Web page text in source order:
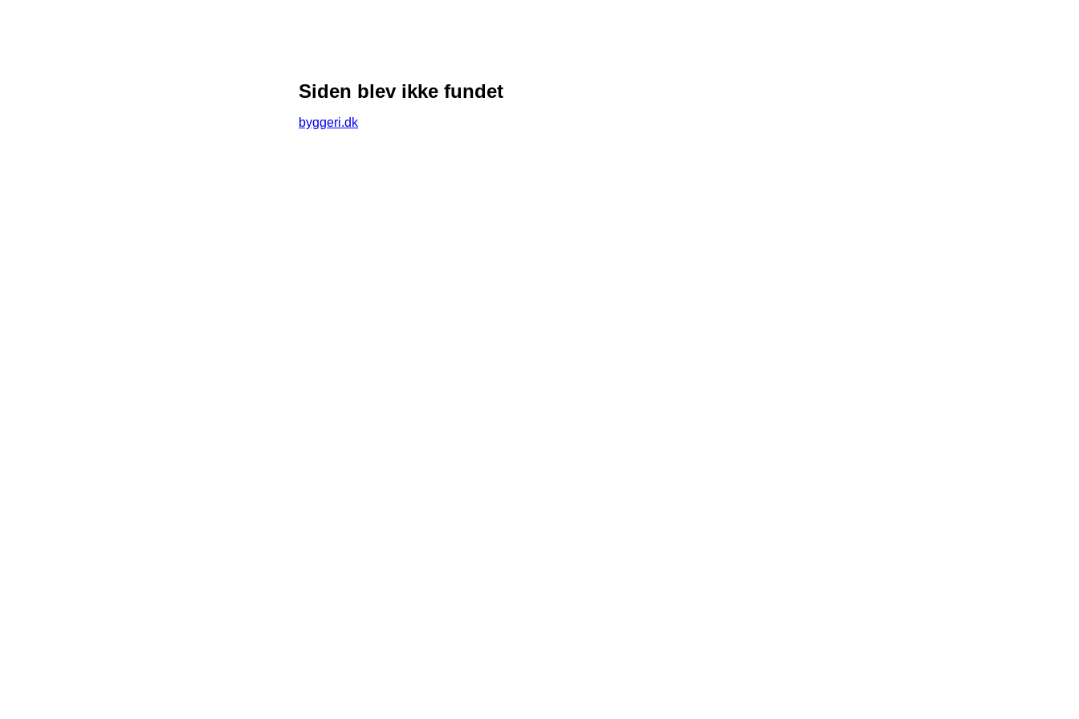
Siden blev ikke fundet
byggeri.dk